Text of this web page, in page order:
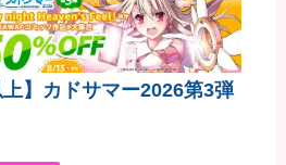
上】カドサマー2026第3弾